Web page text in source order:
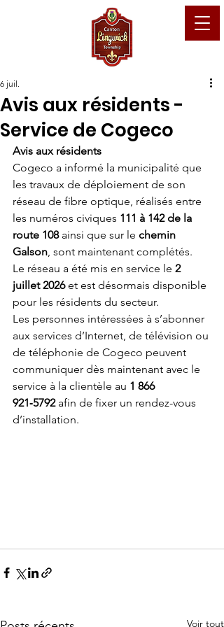
Avis aux résidents -
Service de Cogeco
6 juil.
Avis aux résidents
Cogeco a informé la municipalité que
les travaux de déploiement de son
réseau de fibre optique, réalisés entre
les numéros civiques 111 à 142 de la
route 108 ainsi que sur le chemin
Galson, sont maintenant complétés.
Le réseau a été mis en service le 2
juillet 2026 et est désormais disponible
pour les résidents du secteur.
Les personnes intéressées à s’abonner
aux services d’Internet, de télévision ou
de téléphonie de Cogeco peuvent
communiquer dès maintenant avec le
service à la clientèle au 1 866
921‑5792 afin de fixer un rendez-vous
d’installation.
Voir tout